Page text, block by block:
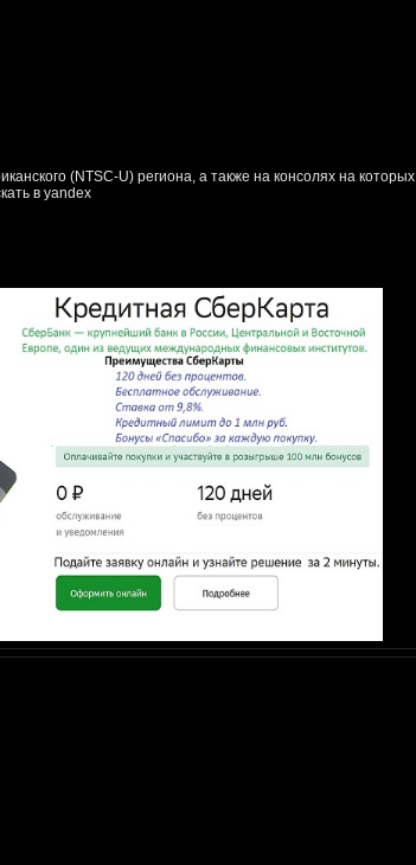
(NTSC-U) региона, а также на консолях на которых
в yandex